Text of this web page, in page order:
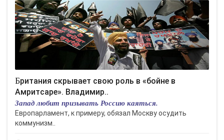
Британия скрывает свою роль в «бойне в
Амритсаре». Владимир..
Запад любит призывать Россию каяться.
Европарламент, к примеру, обязал Москву осудить
коммунизм..